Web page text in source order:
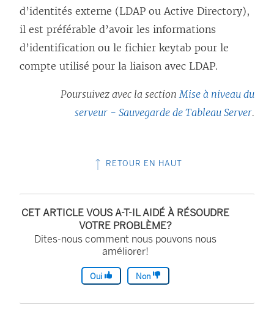
d’identités externe (LDAP ou Active Directory),
il est préférable d’avoir les informations
d’identification ou le fichier keytab pour le
compte utilisé pour la liaison avec LDAP.
Poursuivez avec la sectionMise à niveau du
serveur - Sauvegarde de Tableau Server.
RETOUR EN HAUT
CET ARTICLE VOUS A-T-IL AIDÉ À RÉSOUDRE
VOTRE PROBLÈME?
Dites-nous comment nous pouvons nous
améliorer!
Oui Non